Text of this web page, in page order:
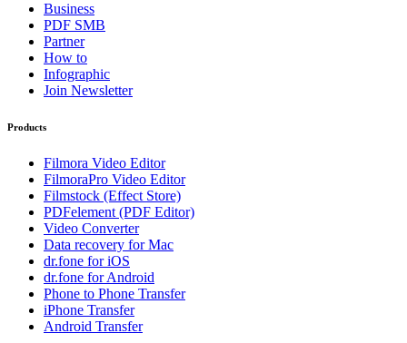
Business
PDF SMB
Partner
How to
Infographic
Join Newsletter
Products
Filmora Video Editor
FilmoraPro Video Editor
Filmstock (Effect Store)
PDFelement (PDF Editor)
Video Converter
Data recovery for Mac
dr.fone for iOS
dr.fone for Android
Phone to Phone Transfer
iPhone Transfer
Android Transfer